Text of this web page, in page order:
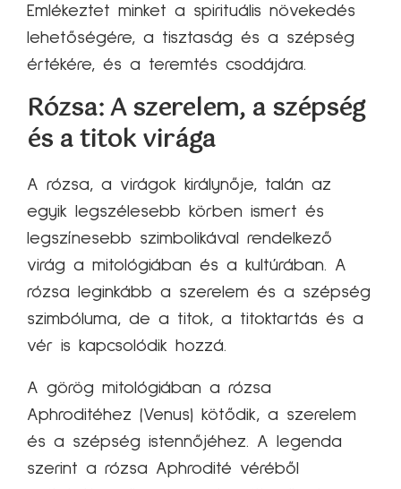
Emlékeztet minket a spirituális növekedés
lehetőségére, a tisztaság és a szépség
értékére, és a teremtés csodájára.
Rózsa: A szerelem, a szépség
és a titok virága
A rózsa, a virágok királynője, talán az
egyik legszélesebb körben ismert és
legszínesebb szimbolikával rendelkező
virág a mitológiában és a kultúrában. A
rózsa leginkább a szerelem és a szépség
szimbóluma, de a titok, a titoktartás és a
vér is kapcsolódik hozzá.
A görög mitológiában a rózsa
Aphroditéhez (Venus) kötődik, a szerelem
és a szépség istennőjéhez. A legenda
szerint a rózsa Aphrodité véréből